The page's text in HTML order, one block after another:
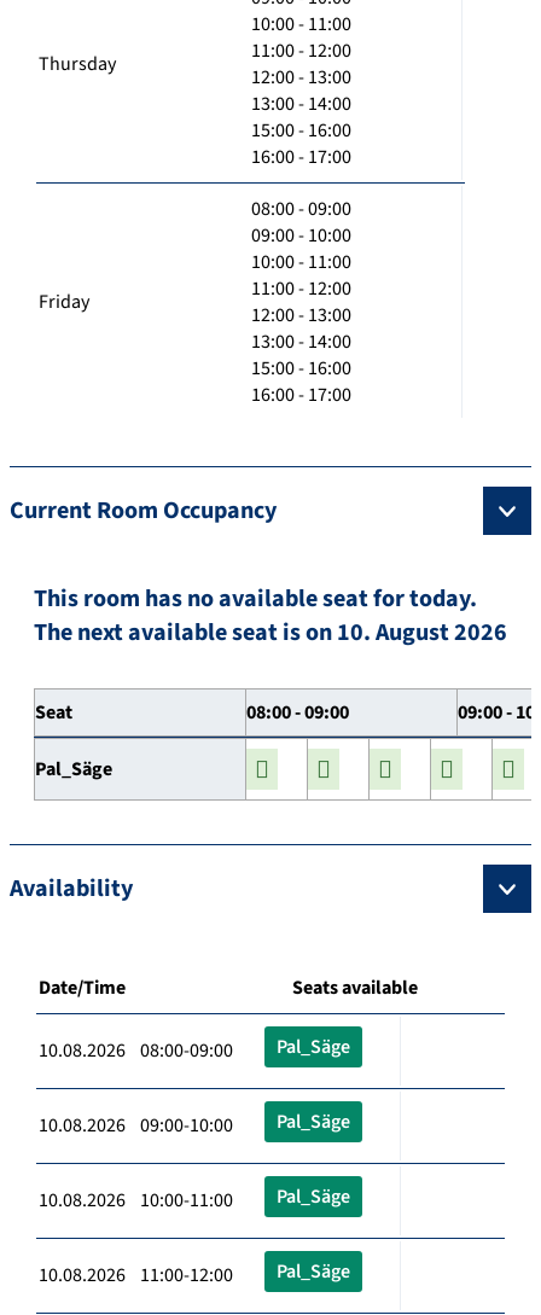
Thursday
10:00 - 11:00
11:00 - 12:00
12:00 - 13:00
13:00 - 14:00
15:00 - 16:00
16:00 - 17:00
Friday
08:00 - 09:00
09:00 - 10:00
10:00 - 11:00
11:00 - 12:00
12:00 - 13:00
13:00 - 14:00
15:00 - 16:00
16:00 - 17:00
Current Room Occupancy
This room has no available seat for today.
The next available seat is on 10. August 2026
Seat 08:00 - 09:00 09:00 -
Pal_Säge
Availability
Date/Time Seats available
10.08.2026 08:00-09:00 Pal_Säge
10.08.2026 09:00-10:00 Pal_Säge
10.08.2026 10:00-11:00 Pal_Säge
10.08.2026 11:00-12:00 Pal_Säge